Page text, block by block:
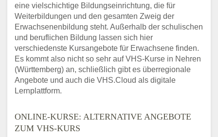
eine vielschichtige Bildungseinrichtung, die für
Weiterbildungen und den gesamten Zweig der
Erwachsenenbildung steht. Außerhalb der schulischen
und beruflichen Bildung lassen sich hier
verschiedenste Kursangebote für Erwachsene finden.
Es kommt also nicht so sehr auf VHS-Kurse in Nehren
(Württemberg) an, schließlich gibt es überregionale
Angebote und auch die VHS.Cloud als digitale
Lernplattform.
ONLINE-KURSE: ALTERNATIVE ANGEBOTE
ZUM VHS-KURS